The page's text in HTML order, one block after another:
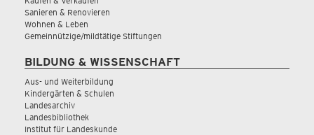
Sanieren & Renovieren
Wohnen & Leben
Gemeinnützige/mildtätige Stiftungen
BILDUNG & WISSENSCHAFT
Aus- und Weiterbildung
Kindergärten & Schulen
Landesarchiv
Landesbibliothek
Institut für Landeskunde